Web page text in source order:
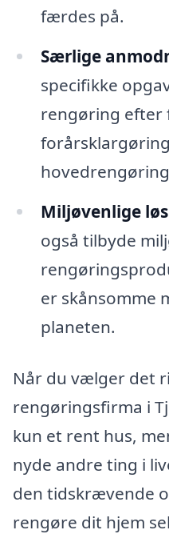
færdes på.
Særlige
specifikke
rengøring efter
Miljøvenlige
også tilbyde
er skånsomme
planeten.
Når du vælger det
rengøringsfirma i
kun et rent hus,
nyde andre ting i
den tidskrævende
rengøre dit hjem